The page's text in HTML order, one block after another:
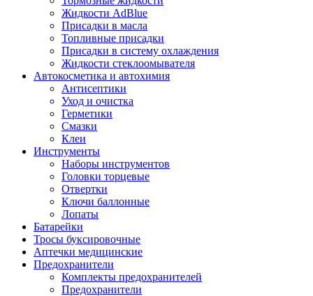
Жидкости AdBlue
Присадки в масла
Топливные присадки
Присадки в систему охлаждения
Жидкости стеклоомывателя
Автокосметика и автохимия
Антисептики
Уход и очистка
Герметики
Смазки
Клеи
Инструменты
Наборы инструментов
Головки торцевые
Отвертки
Ключи баллонные
Лопаты
Батарейки
Тросы буксировочные
Аптечки медицинские
Предохранители
Комплекты предохранителей
Предохранители